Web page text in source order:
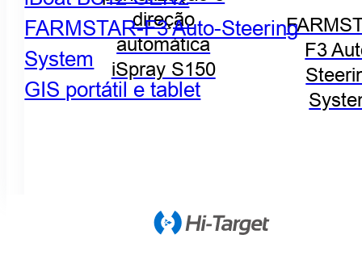
direção
automática
iSpray S150
F3
FARMSTAR-F3 Auto-Steering
System
GIS portátil e tablet